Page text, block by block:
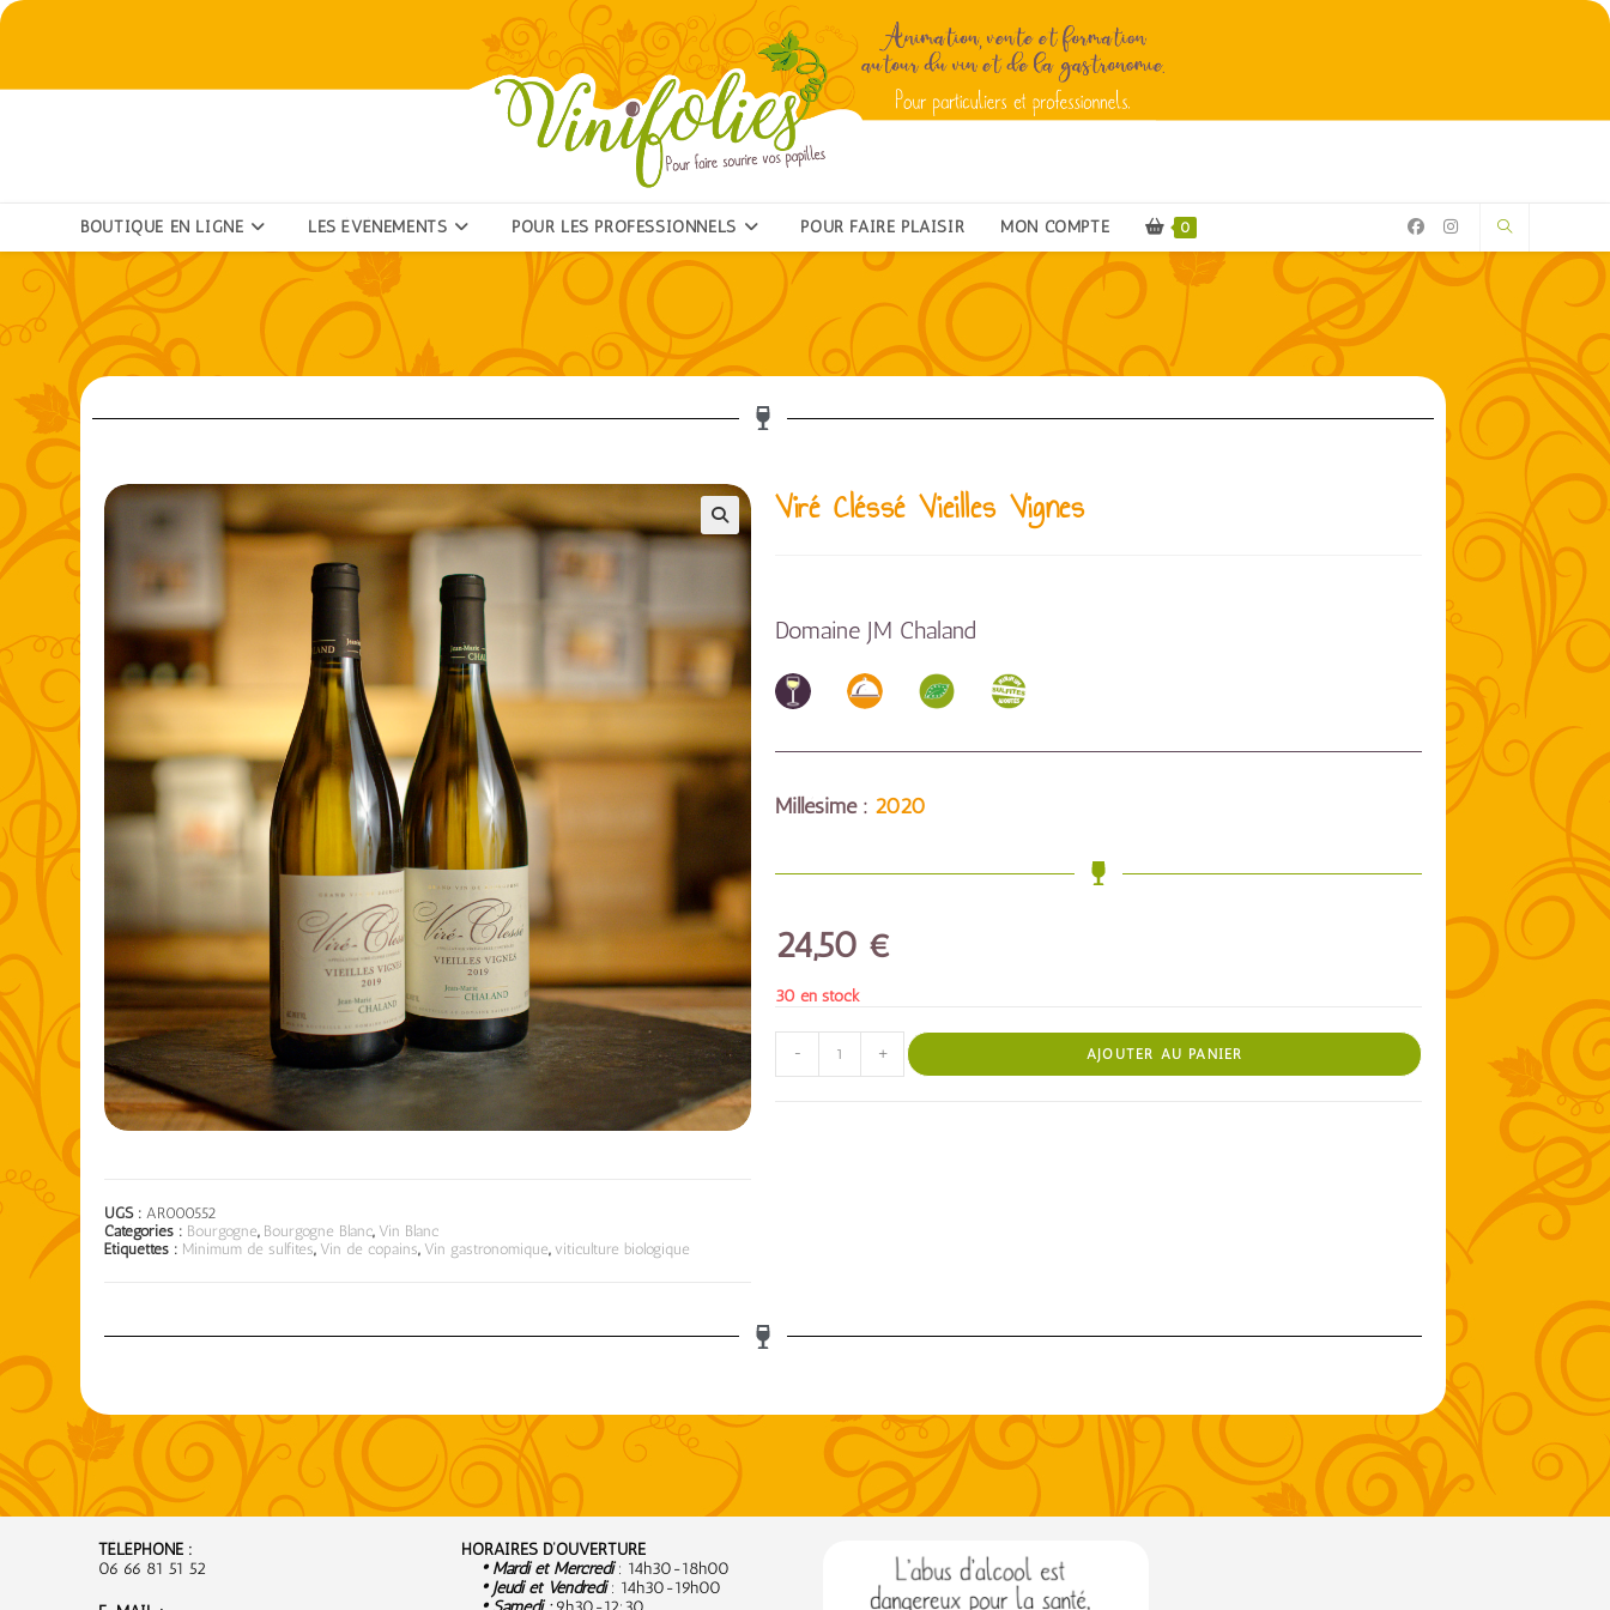
BOUTIQUE EN LIGNE LES ÉVÉNEMENTS POUR LES PROFESSIONNELS POUR FAIRE PLAISIR MON COMPTE 0
UGS : AR000552
Catégories : Bourgogne, Bourgogne Blanc, Vin Blanc
Étiquettes : Minimum de sulfites, Vin de copains, Vin gastronomique, viticulture biologique
Viré Cléssé Vieilles Vignes
Domaine JM Chaland
Millésime : 2020
24,50 €
30 en stock
- + AJOUTER AU PANIER
TÉLÉPHONE :
06 66 81 51 52
HORAIRES D’OUVERTURE
• Mardi et Mercredi: 14h30-18h00
• Jeudi et Vendredi: 14h30-19h00